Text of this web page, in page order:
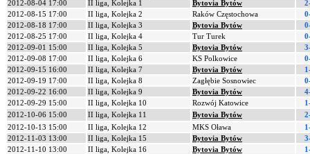
2012-08-04 17:00
II liga, Kolejka 1 Bytovia Bytów
2012-08-15 17:00
II liga, Kolejka 2 Raków Częstochowa
2012-08-18 17:00
II liga, Kolejka 3 Bytovia Bytów
2012-08-25 17:00
II liga, Kolejka 4 Tur Turek
2012-09-01 15:00
II liga, Kolejka 5 Bytovia Bytów
2012-09-08 17:00
II liga, Kolejka 6 KS Polkowice
2012-09-15 16:00
II liga, Kolejka 7 Bytovia Bytów
2012-09-19 17:00
II liga, Kolejka 8 Zagłębie Sosnowiec
2012-09-22 16:00
II liga, Kolejka 9 Bytovia Bytów
2012-09-29 15:00
II liga, Kolejka 10 Rozwój Katowice
2012-10-06 15:00
II liga, Kolejka 11 Bytovia Bytów
2012-10-13 15:00
II liga, Kolejka 12 MKS Oława
2012-11-03 13:00
II liga, Kolejka 15 Bytovia Bytów
2012-11-10 13:00
II liga, Kolejka 16 Bytovia Bytów